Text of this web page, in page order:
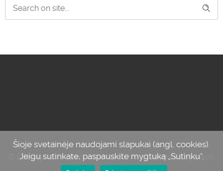
© Džiaugiuosi savimi, 2012-2024. Visos teisės saugomos.
Šioje svetainėje naudojami slapukai (angl. cookies).
Jeigu sutinkate, paspauskite mygtuką „Sutinku“.